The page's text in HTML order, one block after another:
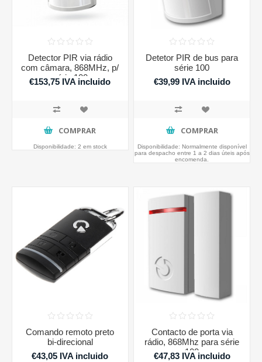
Detector PIR via rádio
com câmara, 868MHz, p/
série 100
€153,75 IVA incluido
COMPRAR
Disponibilidade: 2 em stock
Detetor PIR de bus para
série 100
€39,99 IVA incluido
COMPRAR
Disponibilidade: Normalmente disponível
para despacho entre 1 a 2 dias úteis após
encomenda.
Comando remoto preto
bi-direcional
€43,05 IVA incluido
Contacto de porta via
rádio, 868Mhz para série
100
€47,83 IVA incluido